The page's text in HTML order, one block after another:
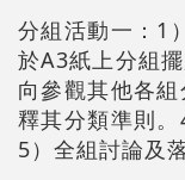
分組活動一：1
於A3紙上分組
向參觀其他各
釋其分類準則。
5）全組討論及